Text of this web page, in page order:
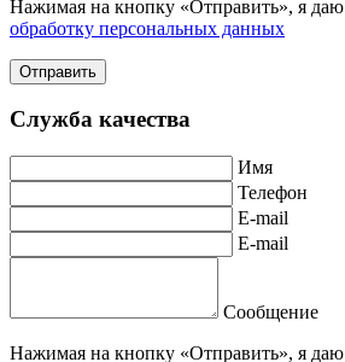
Нажимая на кнопку «Отправить», я даю
обработку персональных данных
Отправить
Служба качества
Имя
Телефон
E-mail
E-mail
Сообщение
Нажимая на кнопку «Отправить», я даю